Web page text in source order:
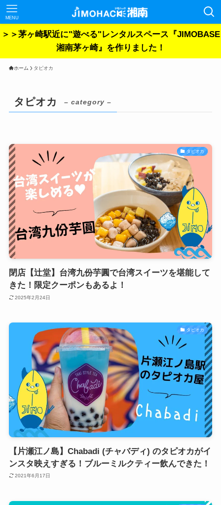
MENU
＞＞茅ヶ崎駅近に"遊べる"レンタルスペース『JIMOBASE
湘南茅ヶ崎』を作りました！
ホーム タピオカ
タピオカ – category –
タピオカ
閉店【辻堂】台湾九份芋圓で台湾スイーツを堪能して
きた！限定クーポンもあるよ！
2025年2月24日
タピオカ
【片瀬江ノ島】Chabadi (チャバディ) のタピオカがイ
ンスタ映えすぎる！ブルーミルクティー飲んできた！
2021年6月17日